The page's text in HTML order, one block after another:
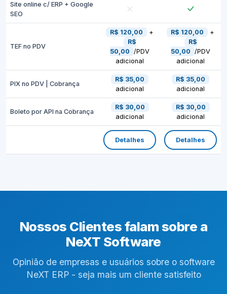
Site online c/ ERP + Google
SEO
TEF no PDV
R$ 120,00
+
R$
50,00 /PDV
adicional
R$ 120,00
+
R$
50,00 /PDV
adicional
PIX no PDV | Cobrança
R$ 35,00
adicional
R$ 35,00
adicional
Boleto por API na Cobrança
R$ 30,00
adicional
R$ 30,00
adicional
Detalhes Detalhes
Nossos Clientes falam sobre a
NeXT Software
Opinião de empresas e usuários sobre o software
NeXT ERP - seja mais um cliente satisfeito